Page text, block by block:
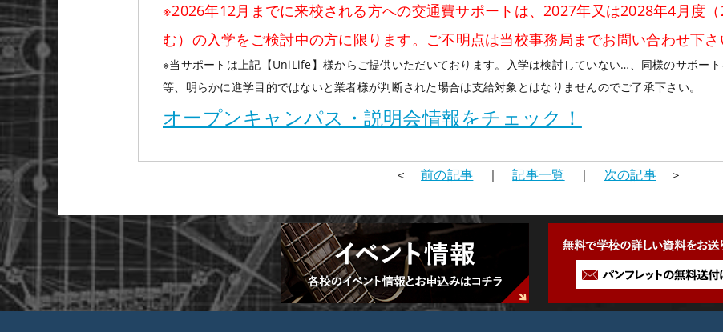
※2026年12月までに来校される方への交通費サポートは、2027年又は2028年4月度
む）の入学をご検討中の方に限ります。ご不明点は当校事務局までお問い合わせ下さ
※当サポートは上記【UniLife】様からご提供いただいております。入学は検討していない…、同様のサポー
等、明らかに進学目的ではないと業者様が判断された場合は支給対象とはなりませんのでご了承下さい。
オープンキャンパス・説明会情報をチェック！
＜前の記事 ｜記事一覧 ｜ 次の記事＞